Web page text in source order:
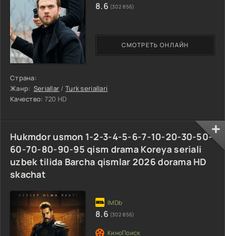
Страна:
Жанр: Seriallar /Turk seriallari
Качество: 720 HD
СМОТРЕТЬ ОНЛАЙН
8.6 (302 856)
Hukmdor usmon 1-2-3-4-5-6-7-10-20-30-50-
60-70-80-90-95 qism drama Koreya seriali
uzbek tilida Barcha qismlar 2026 dorama HD
skachat
8.6 (302 856)